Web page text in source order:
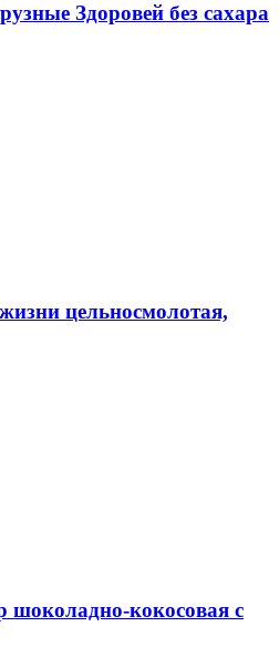
Здоровей без сахара
цельносмолотая,
кокосовая с